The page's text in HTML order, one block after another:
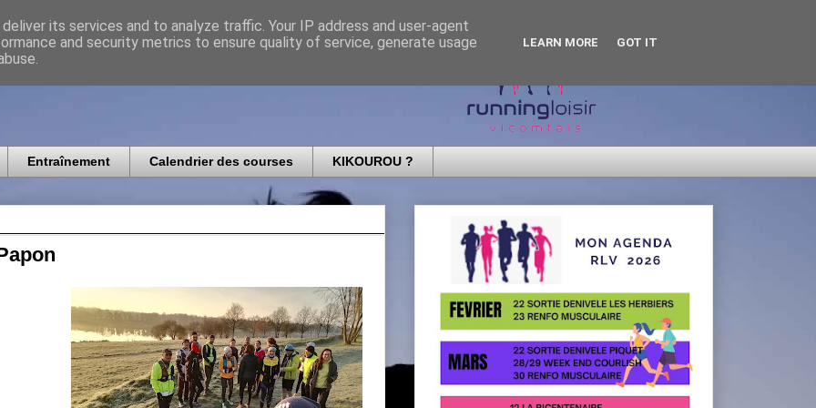
Entraînement Calendrier des courses KIKOUROU ?
its services and to analyze traffic. Your IP address and user-agent
and security metrics to ensure quality of service, generate usage
LEARN MORE GOT IT